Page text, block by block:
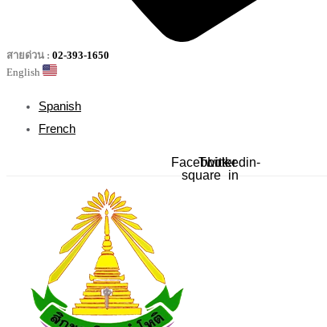
สายด่วน : 02-393-1650
English
Spanish
French
Facebook-
square
Twitter
Linkedin-
in